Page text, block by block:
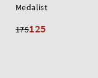
Medalist
175125